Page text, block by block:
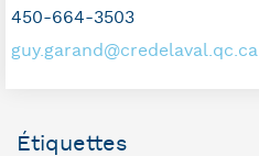
450-664-3503
guy.garand@credelaval.qc.ca
Étiquettes